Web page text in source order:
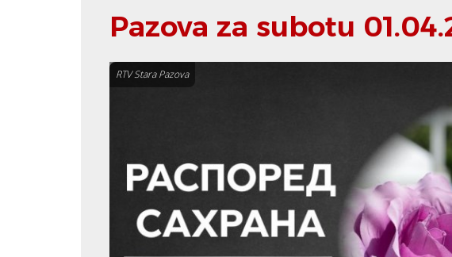
Pazova za subotu
RTV Stara Pazova